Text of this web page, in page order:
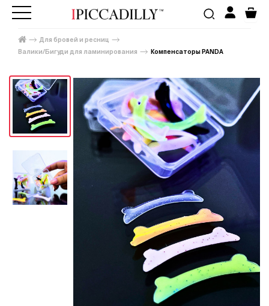
Для бровей и ресниц
Валики/Бигуди для ламинирования
Компенсаторы PANDA